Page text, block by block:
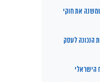
את חוקי
הנכונה לעסק
הישראלי